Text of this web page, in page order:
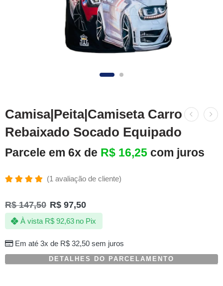
Camisa|Peita|Camiseta Carro
Rebaixado Socado Equipado
Parcele em 6x de R$ 16,25 com juros
5.00de 5,
com
baseado
em
de
cliente
(1 avaliação de cliente)
R$147,50 R$ 97,50
Em até 3x de R$32,50sem juros
À vista R$92,63 no Pix
DETALHES DO PARCELAMENTO